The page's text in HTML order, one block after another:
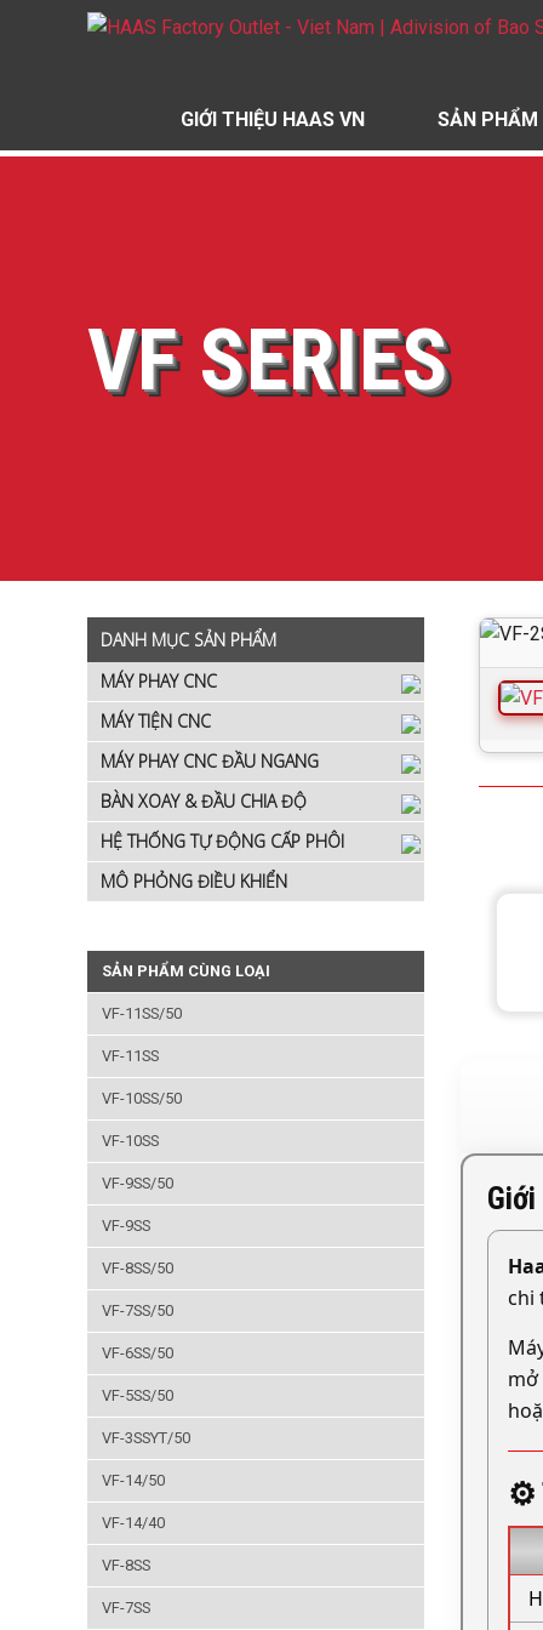
GIỚI THIỆU HAAS VN SẢN PHẨM
VF SERIES
DANH MỤC SẢN PHẨM
MÁY PHAY CNC
MÁY TIỆN CNC
MÁY PHAY CNC ĐẦU NGANG
BÀN XOAY & ĐẦU CHIA ĐỘ
HỆ THỐNG TỰ ĐỘNG CẤP PHÔI
MÔ PHỎNG ĐIỀU KHIỂN
SẢN PHẨM CÙNG LOẠI
VF-11SS/50
VF-11SS
VF-10SS/50
VF-10SS
VF-9SS/50
VF-9SS
VF-8SS/50
VF-7SS/50
VF-6SS/50
VF-5SS/50
VF-3SSYT/50
VF-14/50
VF-14/40
VF-8SS
VF-7SS
chi
⚙️